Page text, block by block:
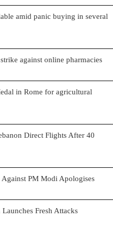
amid panic buying in several
against online pharmacies
in Rome for agricultural
Direct Flights After 40
PM Modi Apologises
Fresh Attacks